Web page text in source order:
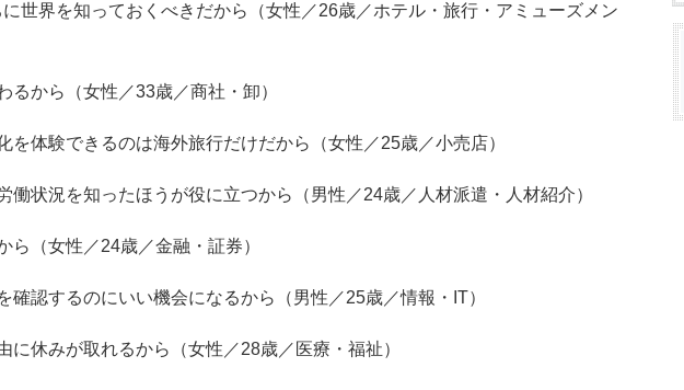
世界を知っておくべきだから（女性／26歳／ホテル・旅行・アミューズメン
るから（女性／33歳／商社・卸）
を体験できるのは海外旅行だけだから（女性／25歳／小売店）
働状況を知ったほうが役に立つから（男性／24歳／人材派遣・人材紹介）
ら（女性／24歳／金融・証券）
確認するのにいい機会になるから（男性／25歳／情報・IT）
に休みが取れるから（女性／28歳／医療・福祉）